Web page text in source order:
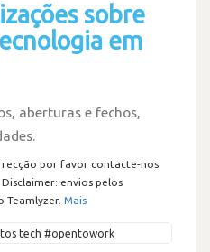
sobre
em
aberturas e fechos,
por favor contacte-nos
envios pelos
Teamlyzer. Mais
tech #opentowork